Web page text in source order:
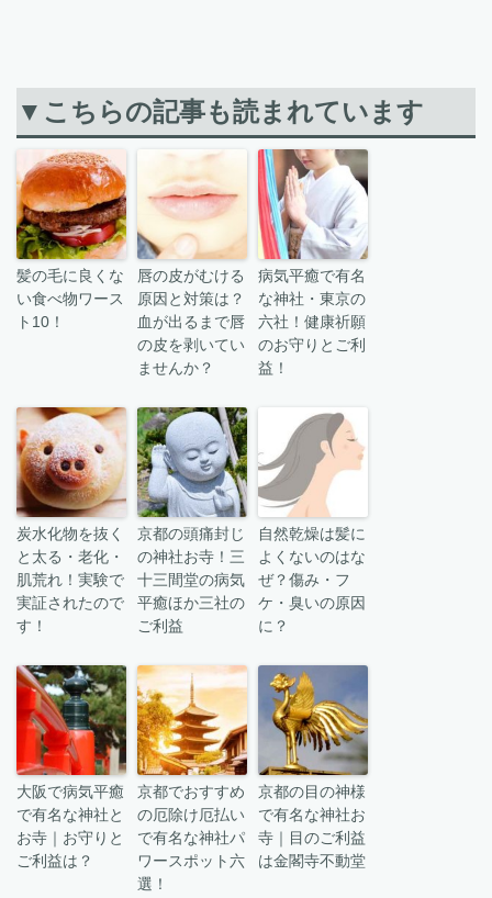
▼こちらの記事も読まれています
髪の毛に良くな
い食べ物ワース
ト10！
唇の皮がむける
原因と対策は？
血が出るまで唇
の皮を剥いてい
ませんか？
病気平癒で有名
な神社・東京の
六社！健康祈願
のお守りとご利
益！
炭水化物を抜く
と太る・老化・
肌荒れ！実験で
実証されたので
す！
京都の頭痛封じ
の神社お寺！三
十三間堂の病気
平癒ほか三社の
ご利益
自然乾燥は髪に
よくないのはな
ぜ？傷み・フ
ケ・臭いの原因
に？
大阪で病気平癒
で有名な神社と
お寺｜お守りと
ご利益は？
京都でおすすめ
の厄除け厄払い
で有名な神社パ
ワースポット六
選！
京都の目の神様
で有名な神社お
寺｜目のご利益
は金閣寺不動堂